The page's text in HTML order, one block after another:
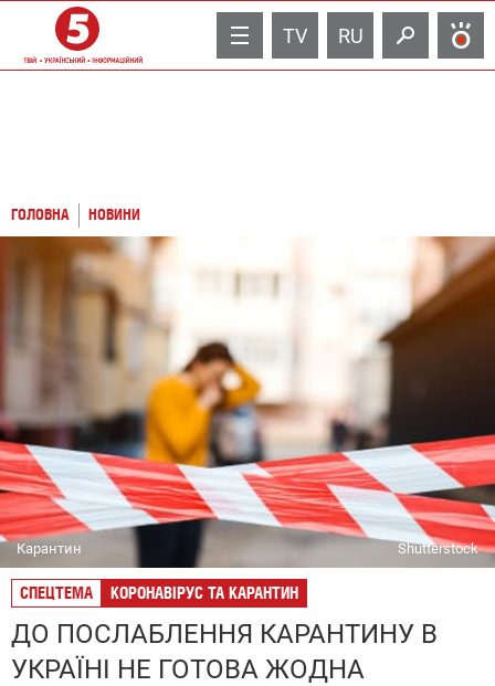
TV RU
ГОЛОВНА НОВИНИ
Карантин Shutterstock
СПЕЦТЕМА КОРОНАВІРУС ТА КАРАНТИН
ДО ПОСЛАБЛЕННЯ КАРАНТИНУ В
УКРАЇНІ НЕ ГОТОВА ЖОДНА